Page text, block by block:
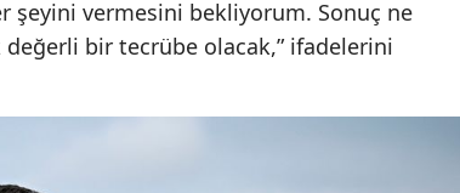
şeyini vermesini bekliyorum. Sonuç ne
bir tecrübe olacak,” ifadelerini